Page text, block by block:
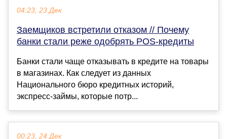
04:23, 23 Дек
Заемщиков встретили отказом // Почему
банки стали реже одобрять POS-кредиты
Банки стали чаще отказывать в кредите на товары
в магазинах. Как следует из данных
Национального бюро кредитных историй,
экспресс-займы, которые потр...
00:23, 24 Дек